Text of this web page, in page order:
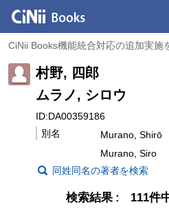
CiNii Books機能統合対応の追加実施
村野, 四郎
ムラノ, シロウ
ID:DA00359186
別名
Murano, Shirō
Murano, Siro
同姓同名の著者を検索
検索結果 111件